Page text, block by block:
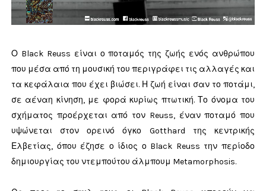
Ο Black Reuss είναι ο ποταμός της ζωής ενός ανθρώπου
που μέσα από τη μουσική του περιγράφει τις αλλαγές και
τα κεφάλαια που έχει βιώσει. Η ζωή είναι σαν το ποτάμι,
σε αέναη κίνηση, με φορά κυρίως πτωτική. Το όνομα του
σχήματος προέρχεται από τον Reuss, έναν ποταμό που
υψώνεται στον ορεινό όγκο Gotthard της κεντρικής
Ελβετίας, όπου έζησε ο ίδιος ο Black Reuss την περίοδο
δημιουργίας του ντεμπούτου άλμπουμ Metamorphosis.